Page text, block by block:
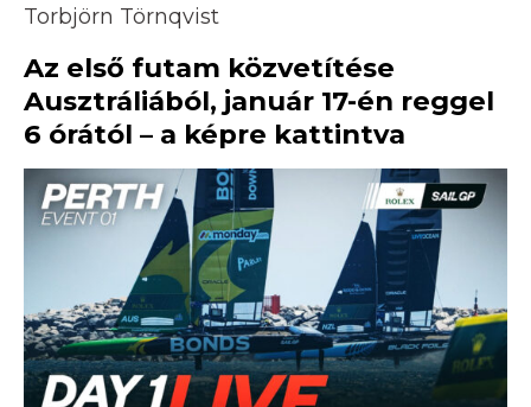
Torbjörn Törnqvist
Az első futam közvetítése
Ausztráliából, január 17-én reggel
6 órától – a képre kattintva